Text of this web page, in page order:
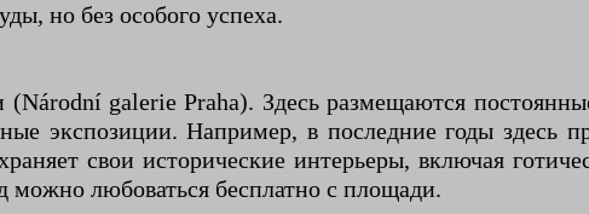
но без особого успеха.
galerie Praha). Здесь размещаются
экспозиции. Например, в последние годы здесь
свои исторические интерьеры, включая
любоваться бесплатно с площади.